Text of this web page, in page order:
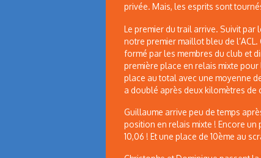
privée. Mais, les esprits sont
Le premier du trail arrive. Suivit par
notre premier maillot bleu de
formé par les membres du club et
première place en relais mixte pour
place au total avec une moyenne
a doublé après deux kilomètres de
Guillaume arrive peu de temps
position en relais mixte ! Encore un
10,06 ! Et une place de 10ème au